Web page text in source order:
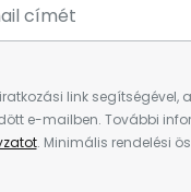
link
e-mailben. További
. Minimális rendelési